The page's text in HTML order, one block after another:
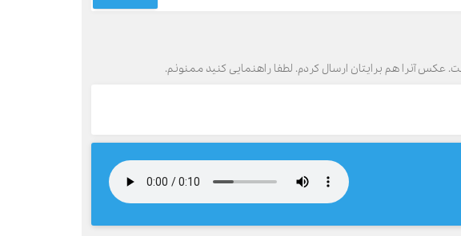
آنرا هم برایتان ارسال کردم. لطفا راهنمایی کنید ممنونم.